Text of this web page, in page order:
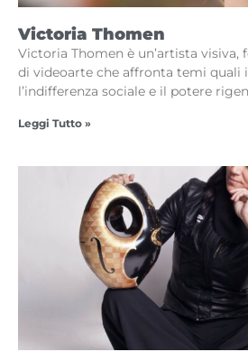
Victoria Thomen
Victoria Thomen è un’artista visiva,
di videoarte che affronta temi quali
l’indifferenza sociale e il potere
Leggi Tutto »